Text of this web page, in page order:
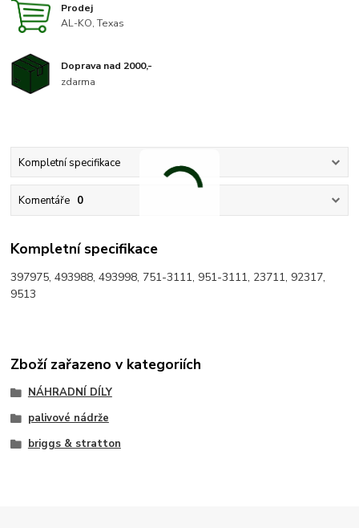
Prodej
AL-KO, Texas
Doprava nad 2000,-
zdarma
Kompletní specifikace
Komentáře 0
Kompletní specifikace
397975, 493988, 493998, 751-3111, 951-3111, 23711, 92317,
9513
Zboží zařazeno v kategoriích
NÁHRADNÍ DÍLY
palivové nádrže
briggs & stratton